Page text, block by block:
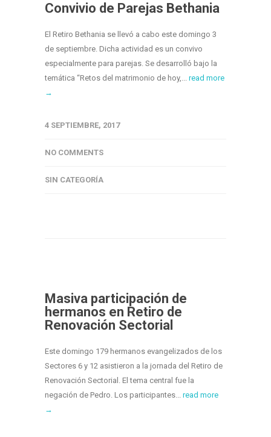
Convivio de Parejas Bethania
El Retiro Bethania se llevó a cabo este domingo 3
de septiembre. Dicha actividad es un convivo
especialmente para parejas. Se desarrolló bajo la
temática “Retos del matrimonio de hoy,... read more
→
4 SEPTIEMBRE, 2017
NO COMMENTS
SIN CATEGORÍA
Masiva participación de
hermanos en Retiro de
Renovación Sectorial
Este domingo 179 hermanos evangelizados de los
Sectores 6 y 12 asistieron a la jornada del Retiro de
Renovación Sectorial. El tema central fue la
negación de Pedro. Los participantes... read more
→